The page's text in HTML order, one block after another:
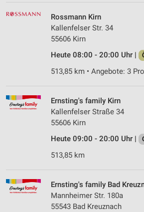
Rossmann Kirn
Kallenfelser Str. 34
55606 Kirn
Heute 08:00 - 20:00 Uhr |
513,85 km • Angebote: 3
Ernsting's family Kirn
Kallenfelser Straße 34
55606 Kirn
Heute 09:00 - 20:00 Uhr |
513,85 km
Ernsting's family Bad
Mannheimer Str. 180a
55543 Bad Kreuznach